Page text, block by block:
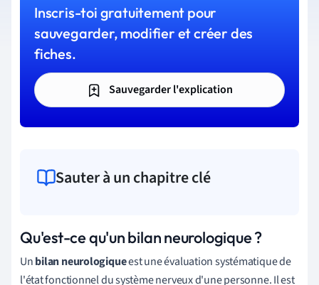
Inscris-toi gratuitement pour
sauvegarder, modifier et créer des
fiches.
Sauvegarder l'explication
Sauter à un chapitre clé
Qu'est-ce qu'un bilan neurologique ?
Unbilan neurologiqueest une évaluation systématique de
l'état fonctionnel du système nerveux d'une personne. Il est